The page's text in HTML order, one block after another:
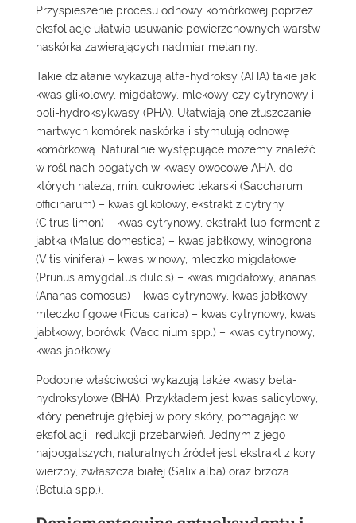
Przyspieszenie procesu odnowy komórkowej poprzez
eksfoliację ułatwia usuwanie powierzchownych warstw
naskórka zawierających nadmiar melaniny.
Takie działanie wykazują alfa-hydroksy (AHA) takie jak:
kwas glikolowy, migdałowy, mlekowy czy cytrynowy i
poli-hydroksykwasy (PHA). Ułatwiają one złuszczanie
martwych komórek naskórka i stymulują odnowę
komórkową. Naturalnie występujące możemy znaleźć
w roślinach bogatych w kwasy owocowe AHA, do
których należą, min: cukrowiec lekarski (Saccharum
officinarum) – kwas glikolowy, ekstrakt z cytryny
(Citrus limon) – kwas cytrynowy, ekstrakt lub ferment z
jabłka (Malus domestica) – kwas jabłkowy, winogrona
(Vitis vinifera) – kwas winowy, mleczko migdałowe
(Prunus amygdalus dulcis) – kwas migdałowy, ananas
(Ananas comosus) – kwas cytrynowy, kwas jabłkowy,
mleczko figowe (Ficus carica) – kwas cytrynowy, kwas
jabłkowy, borówki (Vaccinium spp.) – kwas cytrynowy,
kwas jabłkowy.
Podobne właściwości wykazują także kwasy beta-
hydroksylowe (BHA). Przykładem jest kwas salicylowy,
który penetruje głębiej w pory skóry, pomagając w
eksfoliacji i redukcji przebarwień. Jednym z jego
najbogatszych, naturalnych źródeł jest ekstrakt z kory
wierzby, zwłaszcza białej (Salix alba) oraz brzoza
(Betula spp.).